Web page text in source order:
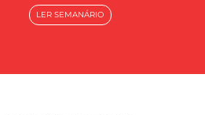
LER SEMANÁRIO